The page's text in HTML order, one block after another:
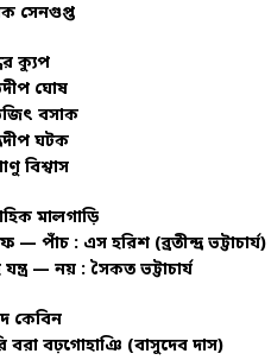
সেনগুপ্ত
ক্যুপ
ঘোষ
বসাক
ঘটক
বিশ্বাস
মালগাড়ি
— পাঁচ : এস হরিশ (ব্রতীন্দ্র ভট্টাচার্য)
যন্ত্র — নয় : সৈকত ভট্টাচার্য
কেবিন
বরা বঢ়গোহাঞি (বাসুদেব দাস)